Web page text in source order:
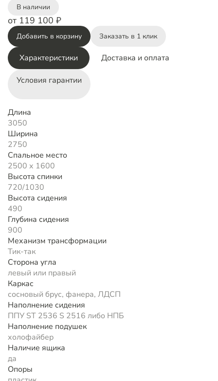
В наличии
от 119 100 ₽
Добавить в корзину Заказать в 1 клик
Характеристики Доставка и оплата
Условия гарантии
Длина
3050
Ширина
2750
Спальное место
2500 х 1600
Высота спинки
720/1030
Высота сидения
490
Глубина сидения
900
Механизм трансформации
Тик-так
Сторона угла
левый или правый
Каркас
сосновый брус, фанера, ЛДСП
Наполнение сидения
ППУ ST 2536 S 2516 либо НПБ
Наполнение подушек
холофайбер
Наличие ящика
да
Опоры